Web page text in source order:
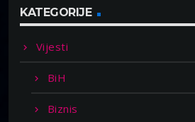
KATEGORIJE
Vijesti
BiH
Biznis